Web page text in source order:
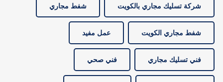
شركة تسليك مجاري بالكويت شفط مجاري
شفط مجاري الكويت عمل مفيد
فني تسليك مجاري فني صحي